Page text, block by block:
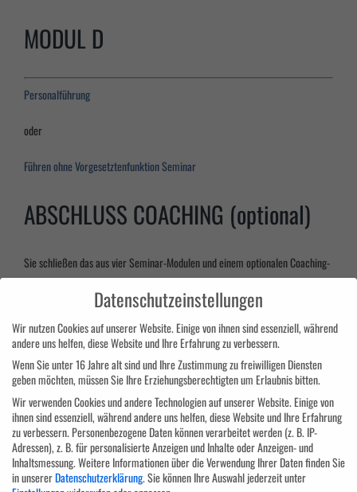
MODUL D
Personalführung
oder
Führen ohne Vorgesetztenfunktion Seminar
ABSCHLUSS COACHING (optional)
Sie schließen das aus vier Seminar-Modulen und einem optionalen Coaching-
Modul bestehende Programm mit einem Diplom des Aus- und
Weiterbildungszentrums Bodensee ab:
AWZ Bodensee Diplom für Projektmanagement
Zielgruppe
Dieses Qualifizierungsprogramm richtet sich an Projektverantwortliche,
Führungskräfte mit technischer Vorbildung sowie an Quereinsteiger, die erst
seit kurzem mit dem Projektmanagement betraut sind bzw. denen eine
Datenschutzeinstellungen
Wir nutzen Cookies auf unserer Website. Einige von ihnen sind essenziell, während
andere uns helfen, diese Website und Ihre Erfahrung zu verbessern.
Wenn Sie unter 16 Jahre alt sind und Ihre Zustimmung zu freiwilligen Diensten
geben möchten, müssen Sie Ihre Erziehungsberechtigten um Erlaubnis bitten.
Wir verwenden Cookies und andere Technologien auf unserer Website. Einige von
ihnen sind essenziell, während andere uns helfen, diese Website und Ihre Erfahrung
zu verbessern. Personenbezogene Daten können verarbeitet werden (z. B. IP-
Adressen), z. B. für personalisierte Anzeigen und Inhalte oder Anzeigen- und
Inhaltsmessung.Weitere Informationen über die Verwendung Ihrer Daten finden Sie
in unsererDatenschutzerklärung.Sie können Ihre Auswahl jederzeit unter